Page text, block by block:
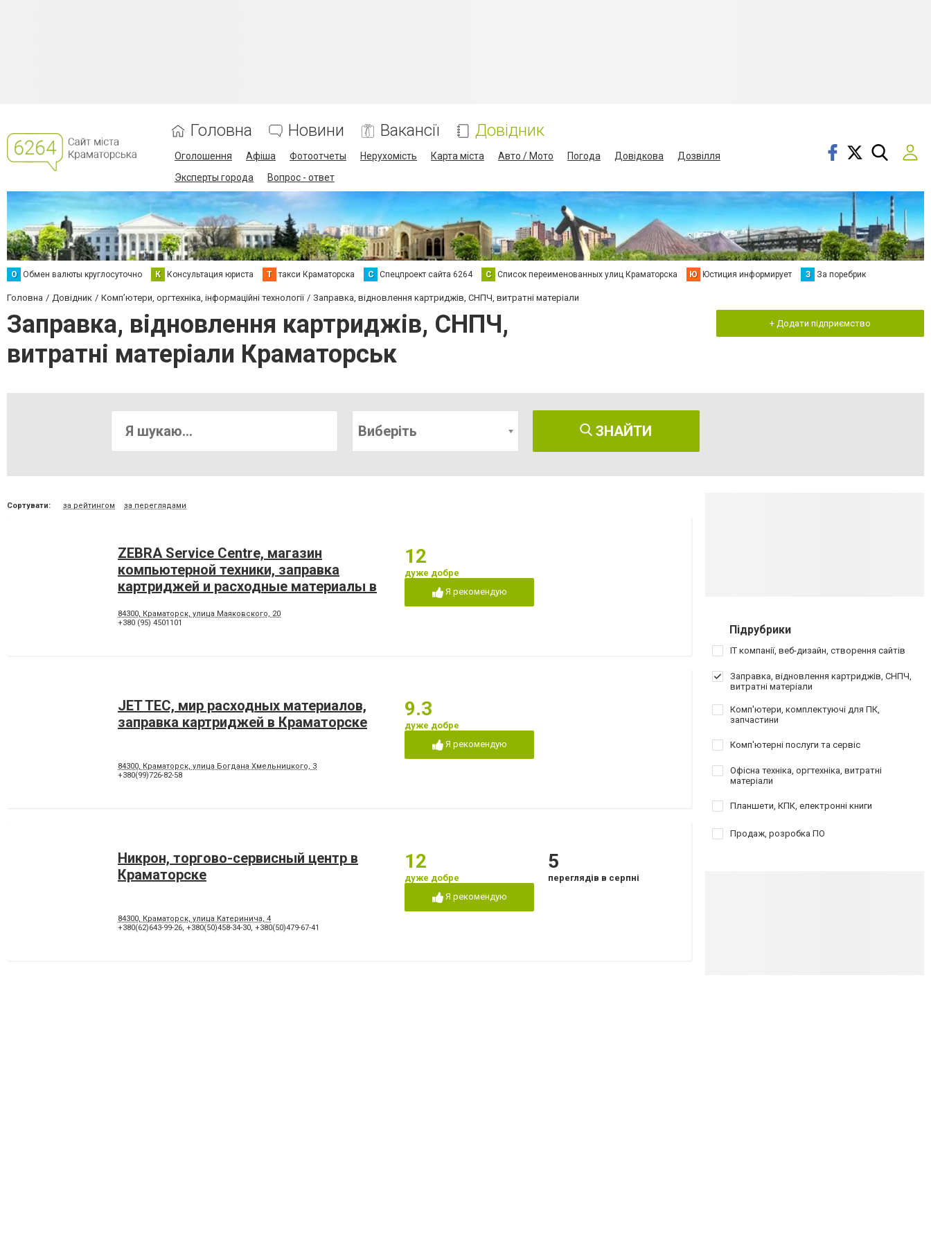
Головна Новини Вакансії Довідник
Оголошення Афіша Фотоотчеты Нерухомість Карта міста Авто / Мото Погода Довідкова
Дозвілля
Эксперты города
Вопрос - ответ
О Обмен валюты круглосуточно К Консультация юриста Т такси Краматорска С Спецпроект сайта 6264 С Список переименованных улиц Краматорска Ю Юстиция информирует З За поребрик
Головна Довідник Комп’ютери, оргтехніка, інформаційні технології Заправка, відновлення картриджів, СНПЧ, витратні матеріали
Заправка, відновлення картриджів, СНПЧ,
витратні матеріали Краматорськ
+ Додати підприємство
Виберіть ЗНАЙТИ
Сортувати: за рейтингом за переглядами
ZEBRA Service Centre, магазин
компьютерной техники, заправка
картриджей и расходные материалы в
84300, Краматорск, улица Маяковского, 20
+380 (95) 4501101
12
дуже добре
Я рекомендую
JET TEC, мир расходных материалов,
заправка картриджей в Краматорске
84300, Краматорск, улица Богдана Хмельницкого, 3
+380(99)726-82-58
9.3
дуже добре
Я рекомендую
Никрон, торгово-сервисный центр в
Краматорске
84300, Краматорск, улица Катеринича, 4
+380(62)643-99-26, +380(50)458-34-30, +380(50)479-67-41
12
дуже добре
Я рекомендую
5
переглядів в серпні
Підрубрики
IT компанії, веб-дизайн, створення сайтів
Заправка, відновлення картриджів, СНПЧ,
витратні матеріали
Комп'ютери, комплектуючі для ПК,
запчастини
Комп'ютерні послуги та сервіс
Офісна техніка, оргтехніка, витратні
матеріали
Планшети, КПК, електронні книги
Продаж, розробка ПО